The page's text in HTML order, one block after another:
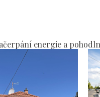
energie a